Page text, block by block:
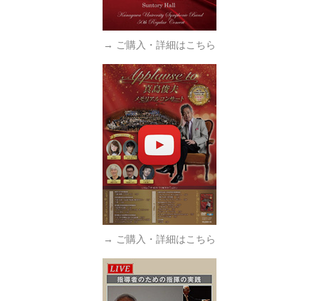
→ ご購入・詳細はこちら
→ ご購入・詳細はこちら